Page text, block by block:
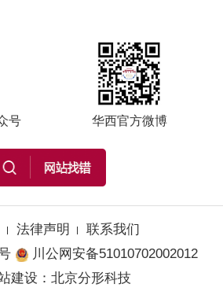
号 华西官方微博
法律声明
联系我们
川公网安备51010702002012
建设 ： 北京分形科技